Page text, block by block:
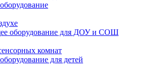
оборудование для ДОУ и СОШ
комнат
для детей